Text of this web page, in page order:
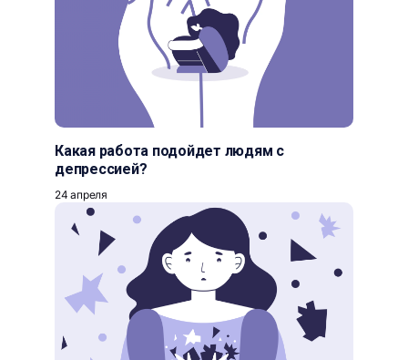
Какая работа подойдет людям с
депрессией?
24 апреля